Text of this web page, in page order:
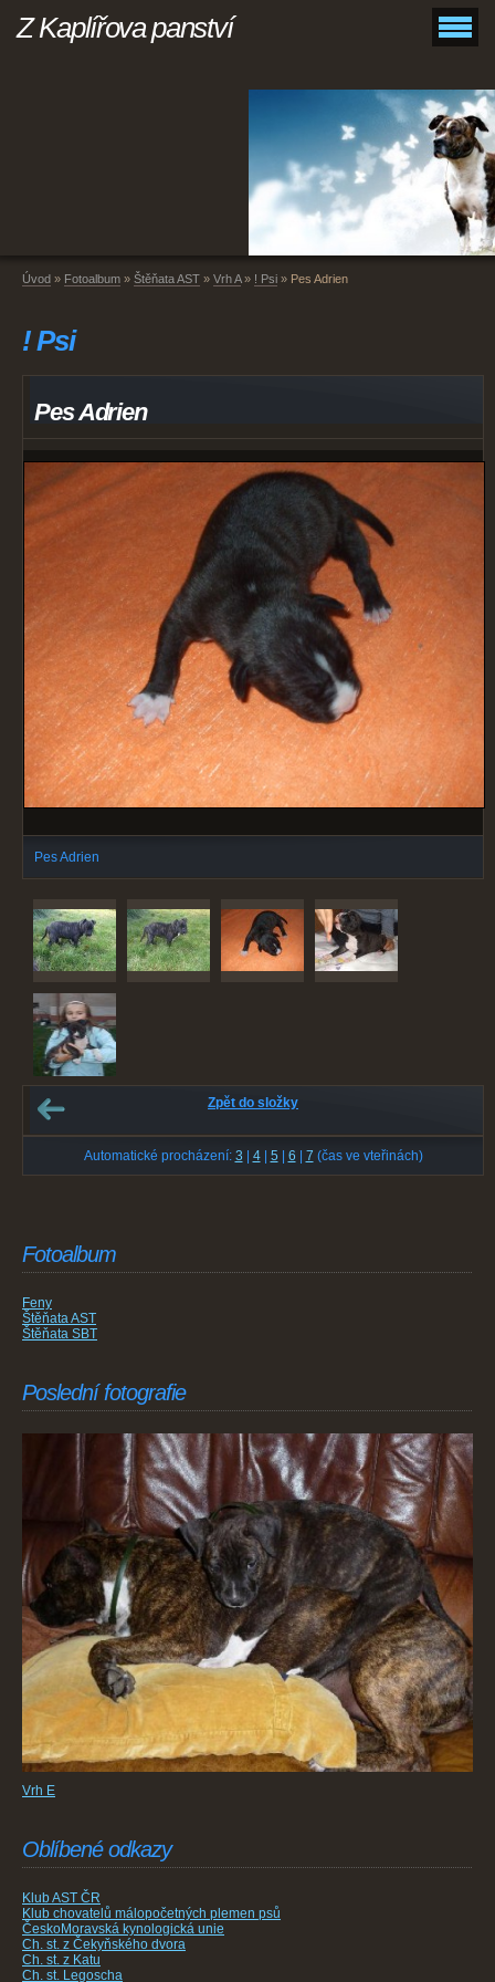
Z Kaplířova panství
Úvod » Fotoalbum » Štěňata AST » Vrh A» ! Psi » Pes Adrien
! Psi
Pes Adrien
Pes Adrien
Zpět do složky
Automatické procházení: 3 4| 5 6 7 (čas ve vteřinách)
Fotoalbum
Feny
Štěňata AST
Štěňata SBT
Poslední fotografie
Vrh E
Oblíbené odkazy
Klub AST ČR
Klub chovatelů málopočetných plemen psů
ČeskoMoravská kynologická unie
Ch. st. z Čekyňského dvora
Ch. st. z Katu
Ch. st. Legoscha